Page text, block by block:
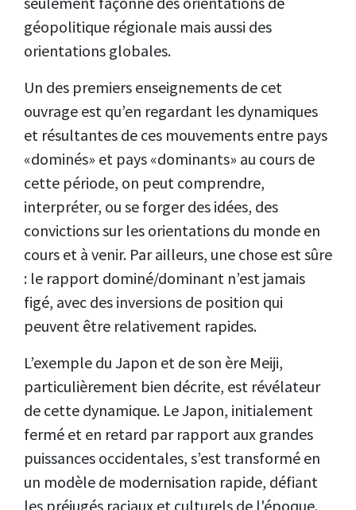
géopolitique régionale mais aussi des
orientations globales.
Un des premiers enseignements de cet
ouvrage est qu’en regardant les dynamiques
et résultantes de ces mouvements entre pays
«dominés» et pays «dominants» au cours de
cette période, on peut comprendre,
interpréter, ou se forger des idées, des
convictions sur les orientations du monde en
cours et à venir. Par ailleurs, une chose est sûre
: le rapport dominé/dominant n’est jamais
figé, avec des inversions de position qui
peuvent être relativement rapides.
L’exemple du Japon et de son ère Meiji,
particulièrement bien décrite, est révélateur
de cette dynamique. Le Japon, initialement
fermé et en retard par rapport aux grandes
puissances occidentales, s’est transformé en
un modèle de modernisation rapide, défiant
les préjugés raciaux et culturels de l'époque.